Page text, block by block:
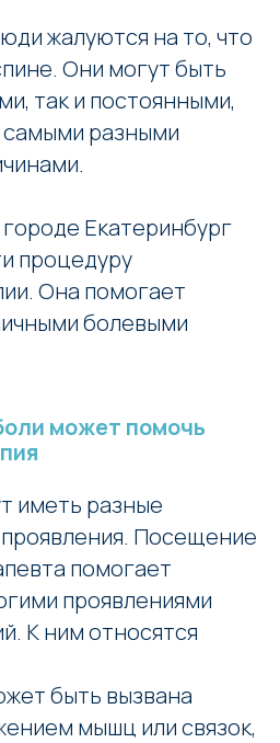
жалуются на то, что
Они могут быть
так и постоянными,
разными
Екатеринбург
процедуру
Она помогает
болевыми
может помочь
иметь разные
Посещение
помогает
проявлениями
К ним относятся
быть вызвана
мышц или связок,